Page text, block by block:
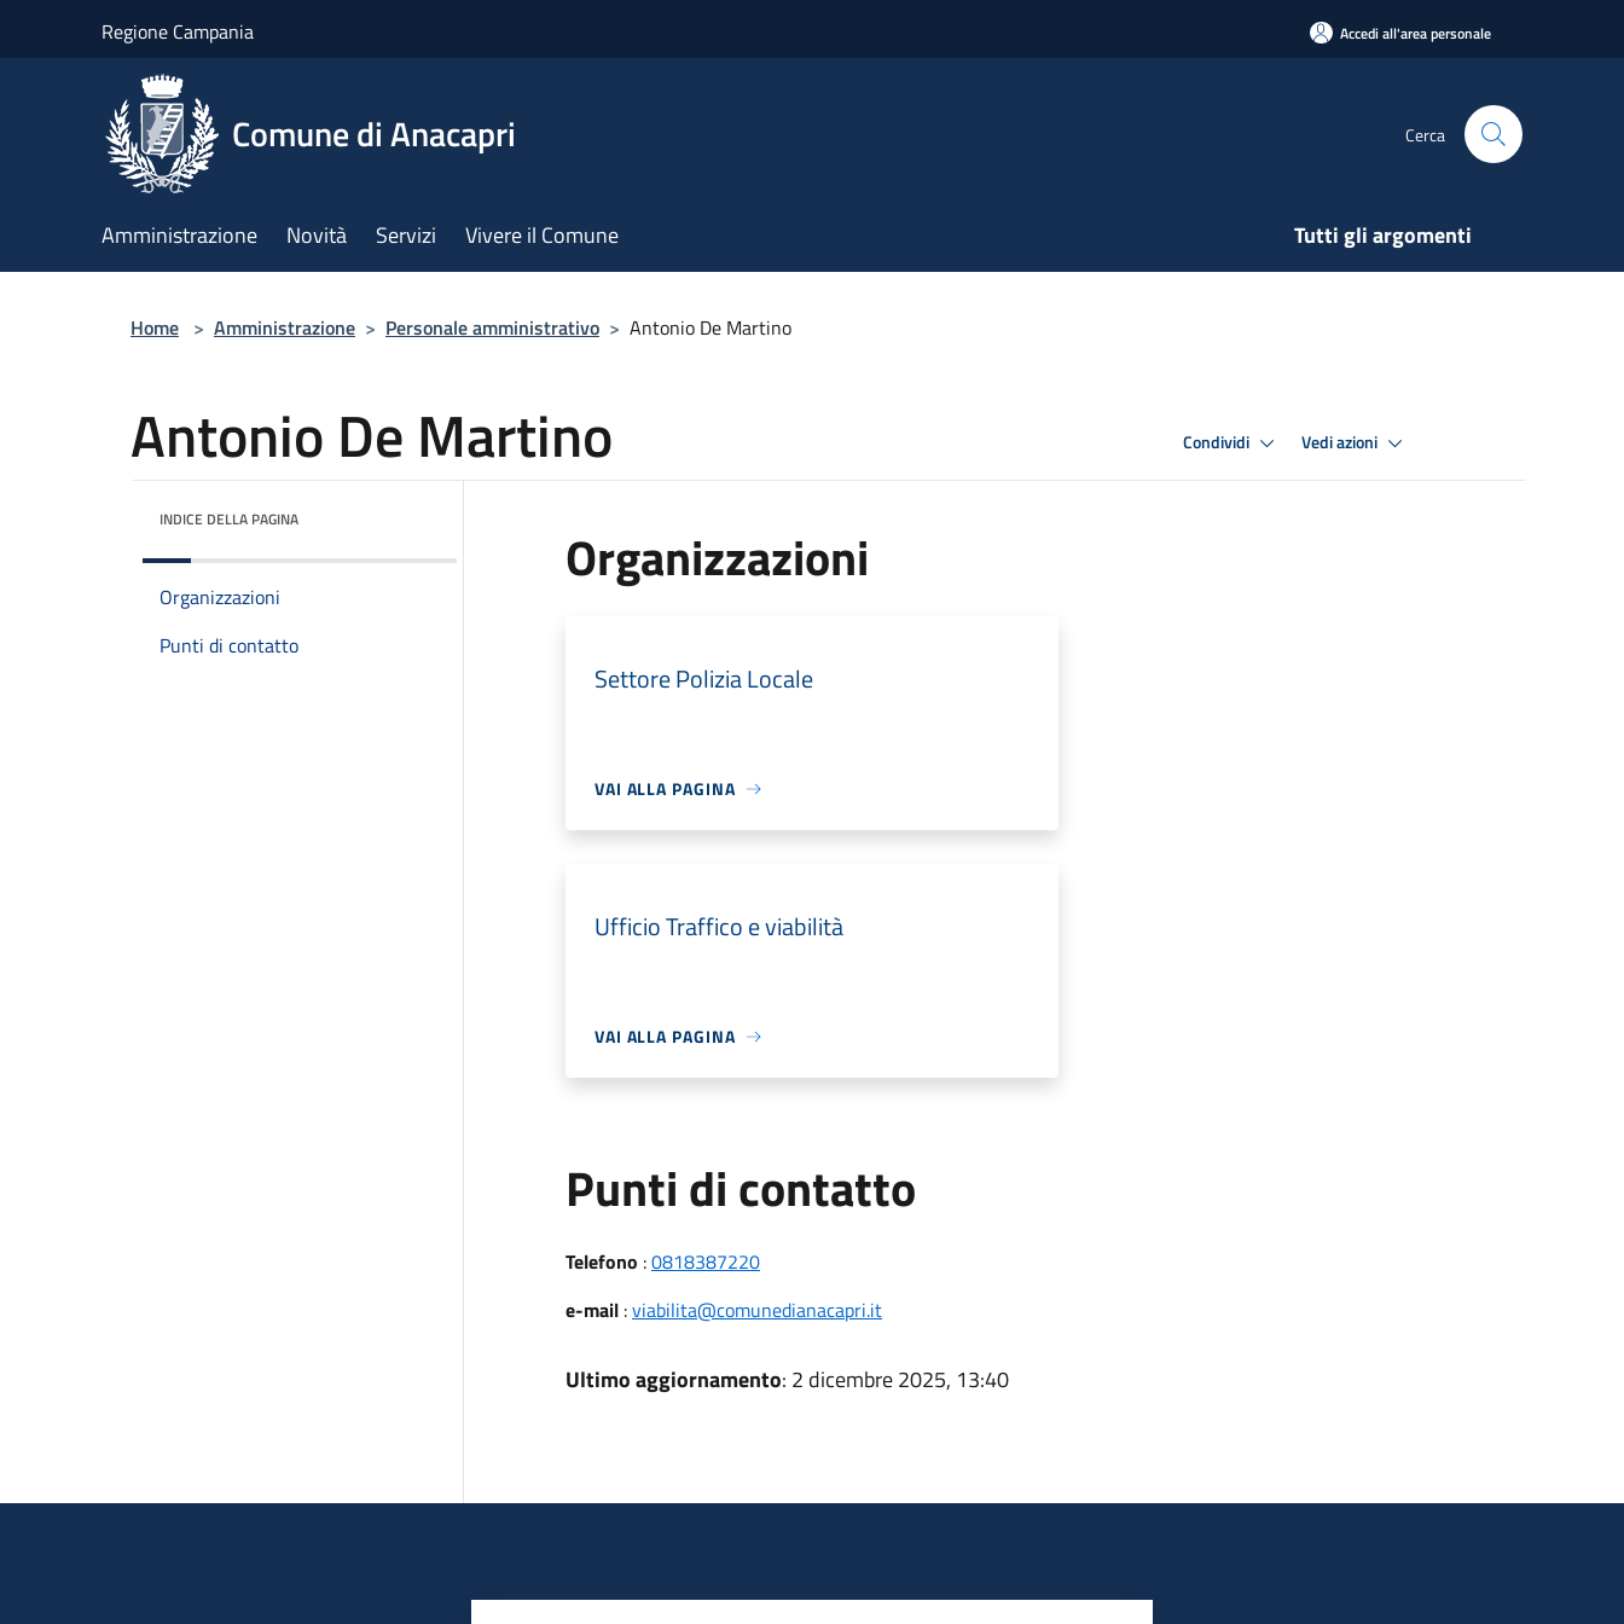
Regione Campania Accedi all'area personale
Comune di Anacapri Cerca
Amministrazione Novità Servizi Vivere il Comune Tutti gli argomenti
Home > Amministrazione > Personale amministrativo > Antonio De Martino
Antonio De Martino Condividi Vedi azioni
INDICE DELLA PAGINA
Organizzazioni
Punti di contatto
Organizzazioni
Settore Polizia Locale
VAI ALLA PAGINA
Ufficio Traffico e viabilità
VAI ALLA PAGINA
Punti di contatto
Telefono :0818387220
e-mail:viabilita@comunedianacapri.it
Ultimo aggiornamento: 2 dicembre 2025, 13:40